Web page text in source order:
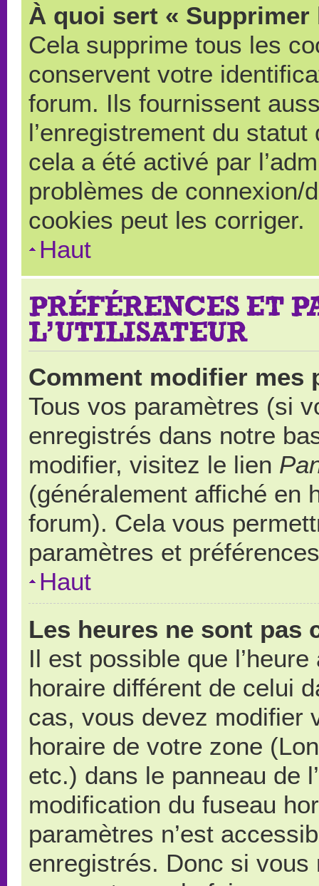
À quoi sert «
Cela supprime tous les
conservent votre
forum. Ils fournissent
l’enregistrement du
cela a été activé par
problèmes de connexion/
cookies peut les corriger.
Haut
PRÉFÉRENCES ET
L’UTILISATEUR
Comment modifier mes
Tous vos paramètres (si
enregistrés dans notre
modifier, visitez le lien
(généralement affiché en
forum). Cela vous
paramètres et
Haut
Les heures ne sont pas
Il est possible que
horaire différent de celui
cas, vous devez modifier
horaire de votre zone
etc.) dans le panneau de
modification du fuseau
paramètres n’est
enregistrés. Donc si vous